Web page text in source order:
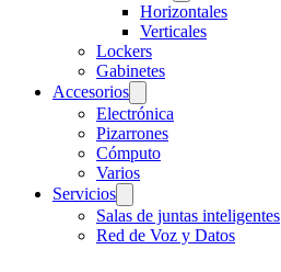
Horizontales
Verticales
Lockers
Gabinetes
Accesorios
Electrónica
Pizarrones
Cómputo
Varios
Servicios
Salas de juntas inteligentes
Red de Voz y Datos